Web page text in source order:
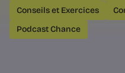
Changer de métier,
ou d'équilibre : trois
différents. Comment
vraiment le vôtre avant de
Conseils et Exercices
Podcast Chance